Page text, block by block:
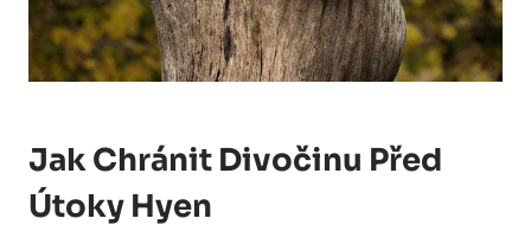
Jak Chránit Divočinu Před
Útoky Hyen